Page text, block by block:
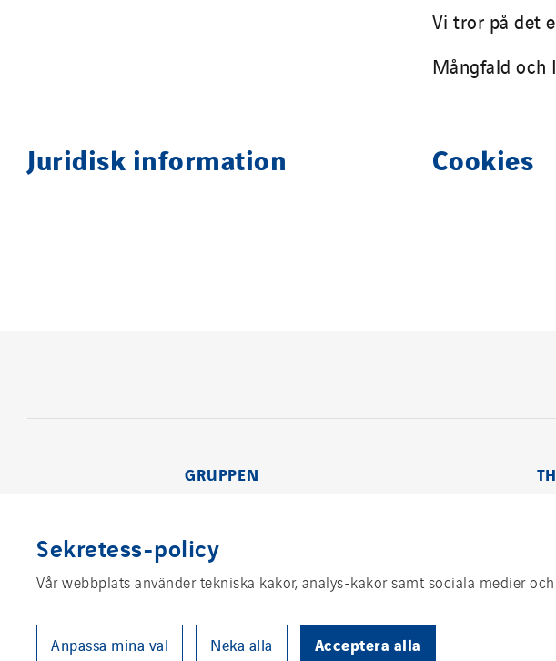
Vi tror på det
Mångfald och
Juridisk information Cookies
GRUPPEN
Juridisk information
Sekretess-policy
Vår webbplats använder tekniska kakor, analys-kakor samt sociala medier
Anpassa mina val Neka alla Acceptera alla